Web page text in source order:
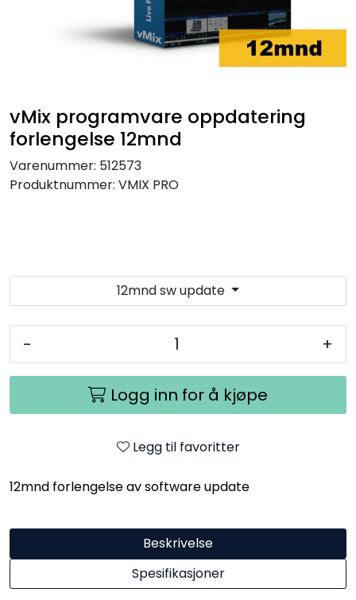
vMix programvare oppdatering
forlengelse 12mnd
Varenummer: 512573
Produktnummer: VMIX PRO
12mnd sw update
- +
Logg inn for å kjøpe
Legg til favoritter
12mnd forlengelse av software update
Beskrivelse
Spesifikasjoner